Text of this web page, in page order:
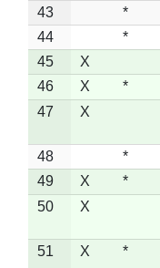
43
*
44
*
45
X
46
X *
47
X
48 *
49
X *
50
X
51 X *